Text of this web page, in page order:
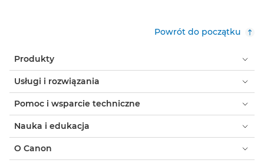
Powrót do początku
Produkty
Usługi i rozwiązania
Pomoc i wsparcie techniczne
Nauka i edukacja
O Canon